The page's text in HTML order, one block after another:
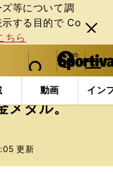
等について調
する⽬的で Co
ちら
閉じ
る
web Sportiva (webスポルティーバ)
検索
マイペ
ー
ジ
メニュ
動画 イン
その他 五輪３度
メダル。
更新